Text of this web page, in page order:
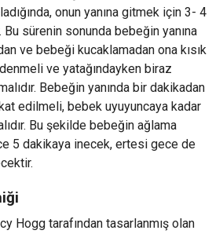
onun yanına gitmek için 3- 4
sürenin sonunda bebeğin yanına
ve bebeği kucaklamadan ona kısık
ve yatağındayken biraz
Bebeğin yanında bir dakikadan
edilmeli, bebek uyuyuncaya kadar
Bu şekilde bebeğin ağlama
5 dakikaya inecek, ertesi gece de
Hogg tarafından tasarlanmış olan